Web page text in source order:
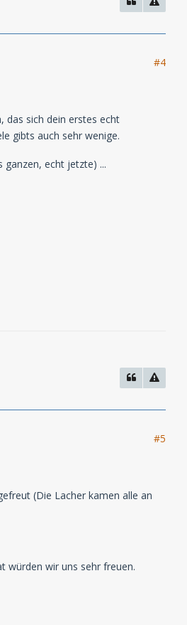
#4
das sich dein erstes echt
gibts auch sehr wenige.
ganzen, echt jetzte) ...
#5
(Die Lacher kamen alle an
würden wir uns sehr freuen.